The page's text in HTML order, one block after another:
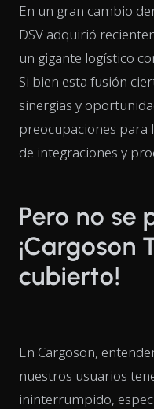
En un gran cambio
DSV adquirió
un gigante logístico
Si bien esta fusión
sinergias y
preocupaciones para
de integraciones y
Pero no se
¡Cargoson
cubierto!
En Cargoson,
nuestros usuarios
ininterrumpido,